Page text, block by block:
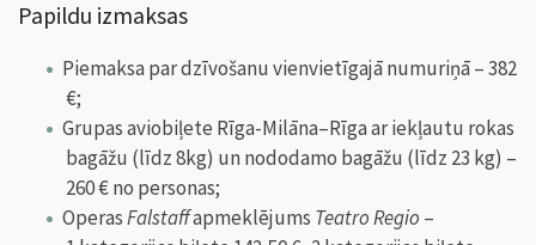
Papildu izmaksas
Piemaksa par dzīvošanu vienvietīgajā numuriņā – 382
€;
Grupas aviobiļete Rīga-Milāna–Rīga ar iekļautu rokas
bagāžu (līdz 8kg) un nododamo bagāžu (līdz 23 kg) –
260 € no personas;
OperasFalstaffapmeklējums Teatro Regio –